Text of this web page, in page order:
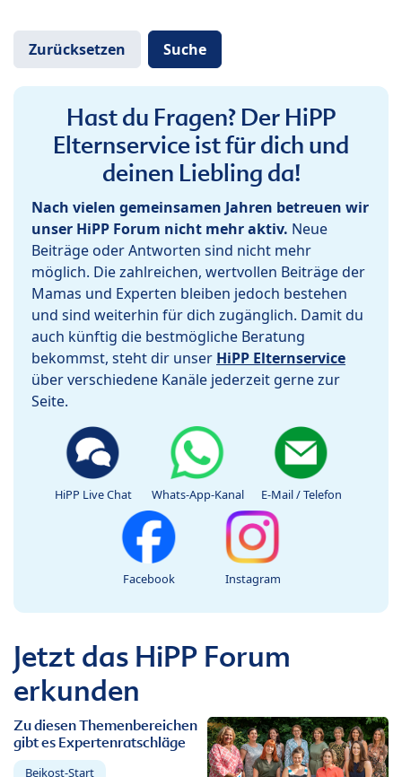
Hast du Fragen? Der HiPP
Elternservice ist für dich und
deinen Liebling da!
Nach vielen gemeinsamen Jahren betreuen wir
unser HiPP Forum nicht mehr aktiv. Neue
Beiträge oder Antworten sind nicht mehr
möglich. Die zahlreichen, wertvollen Beiträge der
Mamas und Experten bleiben jedoch bestehen
und sind weiterhin für dich zugänglich. Damit du
auch künftig die bestmögliche Beratung
bekommst, steht dir unser HiPP Elternservice
über verschiedene Kanäle jederzeit gerne zur
Seite.
HiPP Live Chat Whats-App-Kanal E-Mail / Telefon
Facebook Instagram
Jetzt das HiPP Forum
erkunden
Zu diesen Themenbereichen
gibt es Expertenratschläge
Beikost-Start